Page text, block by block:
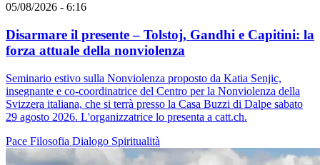
05/08/2026 - 6:16
Disarmare il presente – Tolstoj, Gandhi e Capitini: la
forza attuale della nonviolenza
Seminario estivo sulla Nonviolenza proposto da Katia Senjic,
insegnante e co-coordinatrice del Centro per la Nonviolenza della
Svizzera italiana, che si terrà presso la Casa Buzzi di Dalpe sabato
29 agosto 2026. L'organizzatrice lo presenta a catt.ch.
Pace Filosofia Dialogo Spiritualità